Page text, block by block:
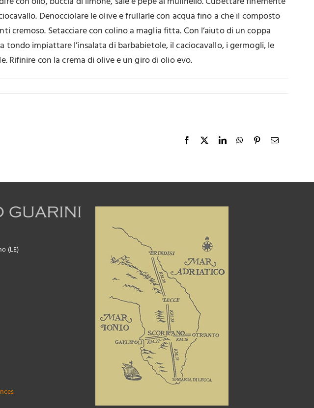
Denocciolare le olive e frullarle con acqua fino a che il composto
cremoso. Setacciare con colino a maglia fitta. Con l’aiuto di un coppa
tondo impiattare l’insalata di barbabietole, il caciocavallo, i germogli, le
Rifinire con la crema di olive e un giro di olio evo.
Facebook LinkedInWhatsApp
PinterestEmail
(LE)